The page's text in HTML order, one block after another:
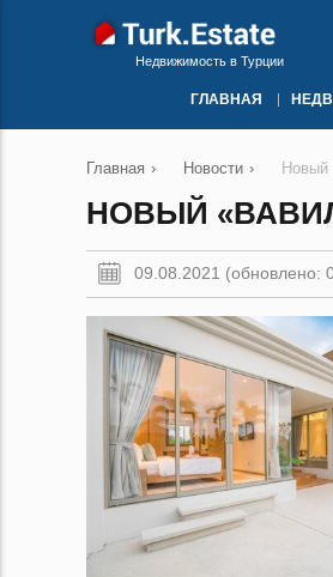
Недвижимость в Турции
ГЛАВНАЯ
Главная › Новости › Новый
НОВЫЙ
09.08.2021 (обновлено: